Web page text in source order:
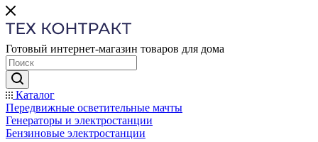
Готовый интернет-магазин товаров для дома
Каталог
Передвижные осветительные мачты
Генераторы и электростанции
Бензиновые электростанции